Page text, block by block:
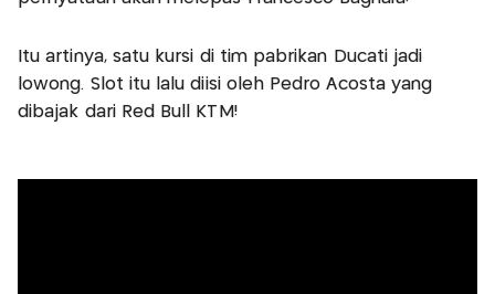
Itu artinya, satu kursi di tim pabrikan Ducati jadi
lowong. Slot itu lalu diisi oleh Pedro Acosta yang
dibajak dari Red Bull KTM!